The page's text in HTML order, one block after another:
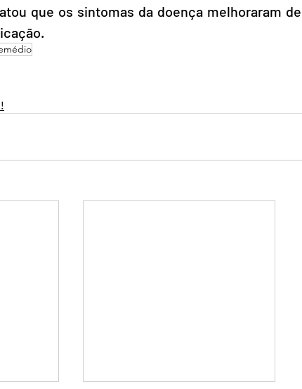
que os sintomas da doença melhoraram